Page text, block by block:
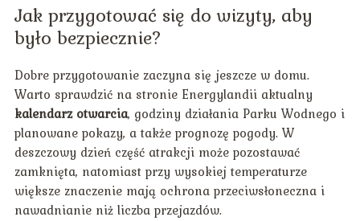
Jak przygotować się do wizyty, aby
było bezpiecznie?
Dobre przygotowanie zaczyna się jeszcze w domu.
Warto sprawdzić na stronie Energylandii aktualny
kalendarz otwarcia, godziny działania Parku Wodnego i
planowane pokazy, a także prognozę pogody. W
deszczowy dzień część atrakcji może pozostawać
zamknięta, natomiast przy wysokiej temperaturze
większe znaczenie mają ochrona przeciwsłoneczna i
nawadnianie niż liczba przejazdów.